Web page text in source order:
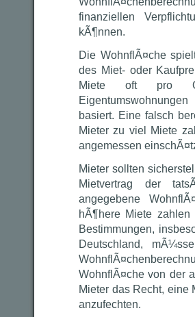
finanziellen
kÃ¶nnen.
Die WohnflÃ¤che
des Miet- oder
Miete oft pro
basiert. Eine falsch
Mieter zu viel Miete
angemessen
Mieter sollten
Mietvertrag der
angegebene
hÃ¶here Miete
Bestimmungen,
Deutschland,
WohnflÃ¤che von der
Mieter das Recht, eine
anzufechten.